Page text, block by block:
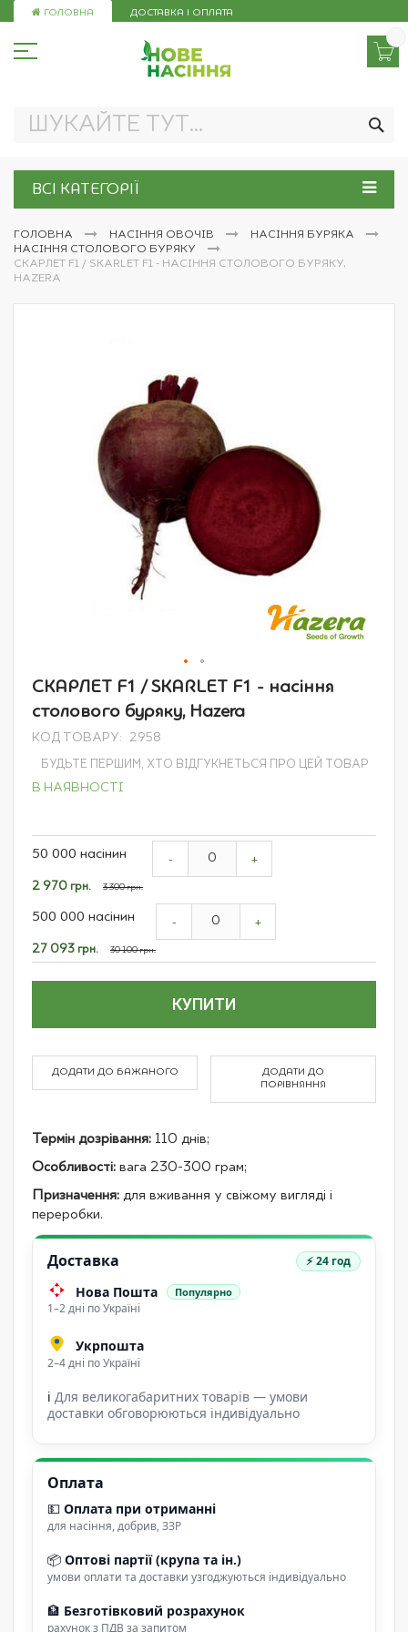
Skip
ГОЛОВНА ДОСТАВКА І ОПЛАТА
ВСІ КАТЕГОРІЇ
ГОЛОВНА НАСІННЯ ОВОЧІВ
НАСІННЯ БУРЯКА
НАСІННЯ СТОЛОВОГО БУРЯКУ
СКАРЛЕТ F1 / SKARLET F1 - НАСІННЯ СТОЛОВОГО БУРЯКУ,
HAZERA
Перейти
початку
галереї
СКАРЛЕТ F1 / SKARLET F1 - насіння
столового буряку, Hazera
КОД ТОВАРУ 2958
БУДЬТЕ ПЕРШИМ, ХТО ВІДГУКНЕТЬСЯ ПРО ЦЕЙ ТОВАР
В НАЯВНОСТІ
product
50 000 насінин
Спеціальна
2 970 грн. 3 300 грн.
- +
500 000 насінин
Спеціальна
ціна
27 093 грн. 30 100 грн.
- +
КУПИТИ
ДОДАТИ ДО БАЖАНОГО
ДОДАТИ ДО
ПОРІВНЯННЯ
Термін дозрівання: 110 днів;
Особливості: вага 230-300 грам;
Призначення: для вживання у свіжому вигляді і
переробки.
Доставка ⚡ 24 год
Нова Пошта Популярно
1–2 дні по Україні
Укрпошта
2–4 дні по Україні
ℹ Для великогабаритних товарів — умови
доставки обговорюються індивідуально
Оплата
💵 Оплата при отриманні
для насіння, добрив, ЗЗР
📦 Оптові партії (крупа та ін.)
умови оплати та доставки узгоджуються індивідуально
🏦 Безготівковий розрахунок
рахунок з ПДВ за запитом